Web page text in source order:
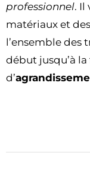
professionnel. Il
matériaux et
l’ensemble des
début jusqu’à
d’